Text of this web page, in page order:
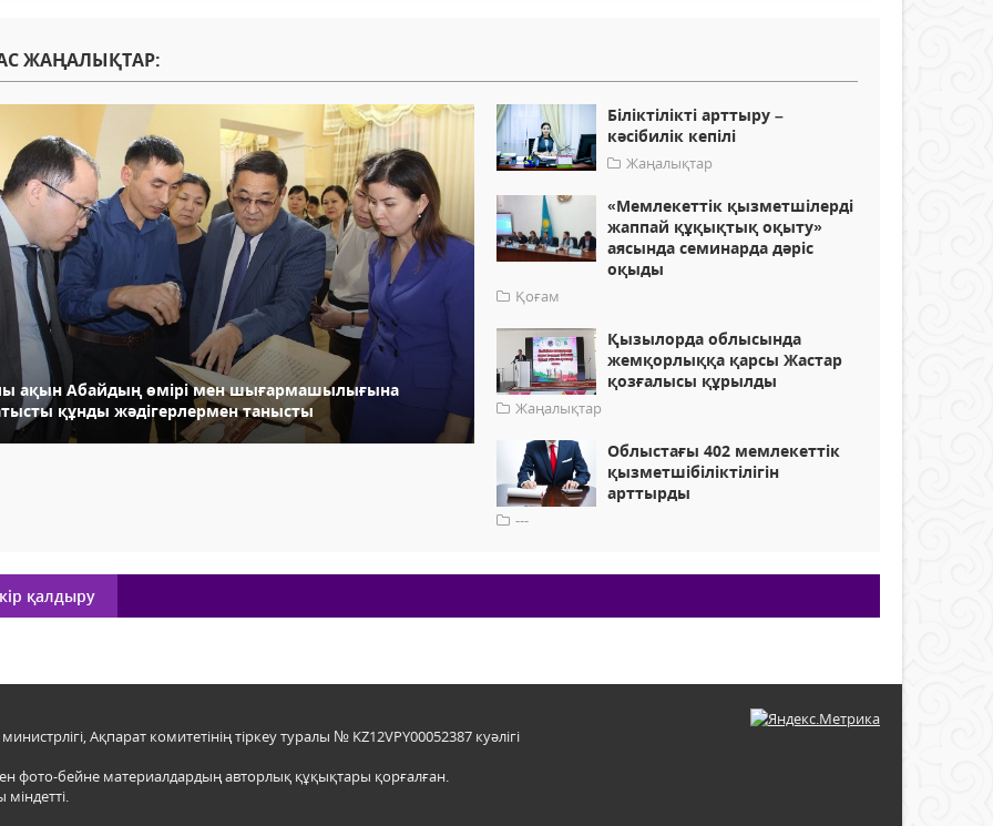
ЖАҢАЛЫҚТАР:
ақын Абайдың өмірі мен шығармашылығына
құнды жәдігерлермен танысты
Біліктілікті арттыру –
кәсібилік кепілі
Жаңалықтар
«Мемлекеттік қызметшілерді
жаппай құқықтық оқыту»
аясында семинарда дәріс
оқыды
Қоғам
Қызылорда облысында
жемқорлыққа қарсы Жастар
қозғалысы құрылды
Жаңалықтар
Облыстағы 402 мемлекеттік
қызметшібіліктілігін
арттырды
---
қалдыру
Ақпарат комитетінің тіркеу туралы № KZ12VPY00052387 куәлігі
фото-бейне материалдардың авторлық құқықтары қорғалған.